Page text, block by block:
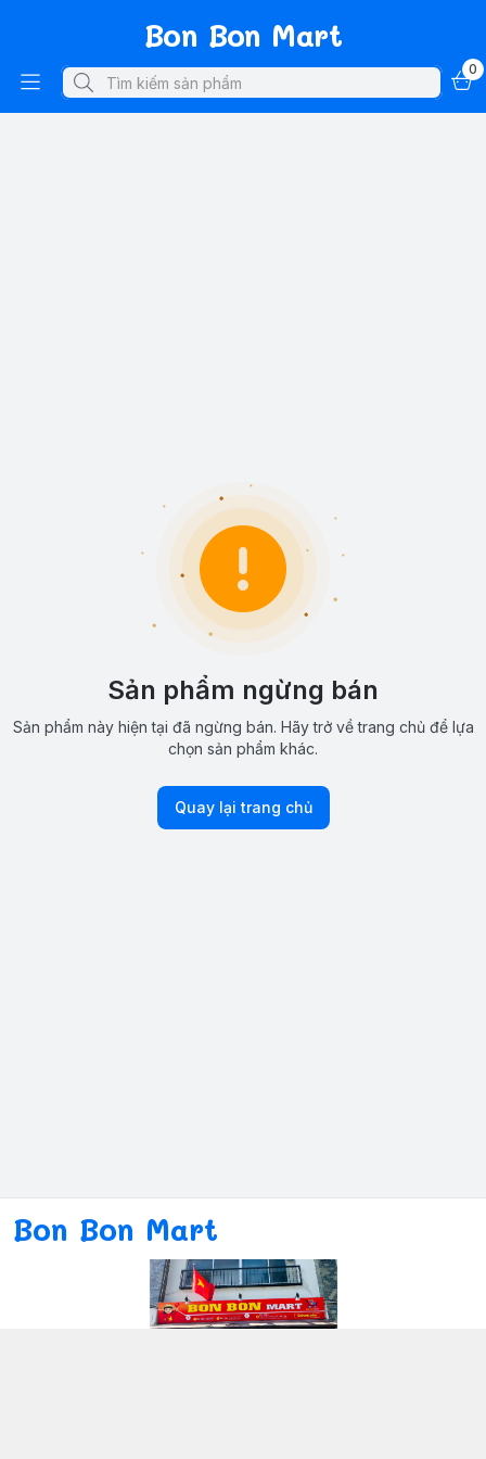
Bon Bon Mart
0
Sản phẩm ngừng bán
Sản phẩm này hiện tại đã ngừng bán. Hãy trở về trang chủ để lựa
chọn sản phẩm khác.
Quay lại trang chủ
Bon Bon Mart